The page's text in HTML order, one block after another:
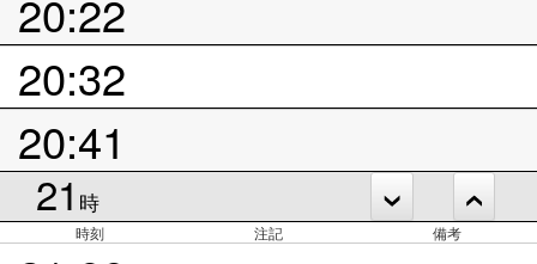
20:22
20:32
20:41
21 時
時刻 注記 備考